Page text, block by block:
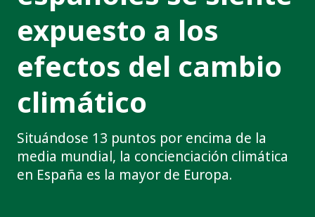
expuesto a los
efectos del cambio
climático
Situándose 13 puntos por encima de la
media mundial, la concienciación climática
en España es la mayor de Europa.